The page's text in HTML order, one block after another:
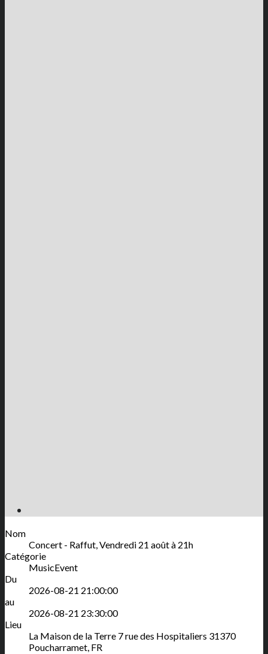
Nom
Concert - Raffut, Vendredi 21 août à 21h
Catégorie
MusicEvent
Du
2026-08-21 21:00:00
au
2026-08-21 23:30:00
Lieu
La Maison de la Terre 7 rue des Hospitaliers 31370
Poucharramet, FR